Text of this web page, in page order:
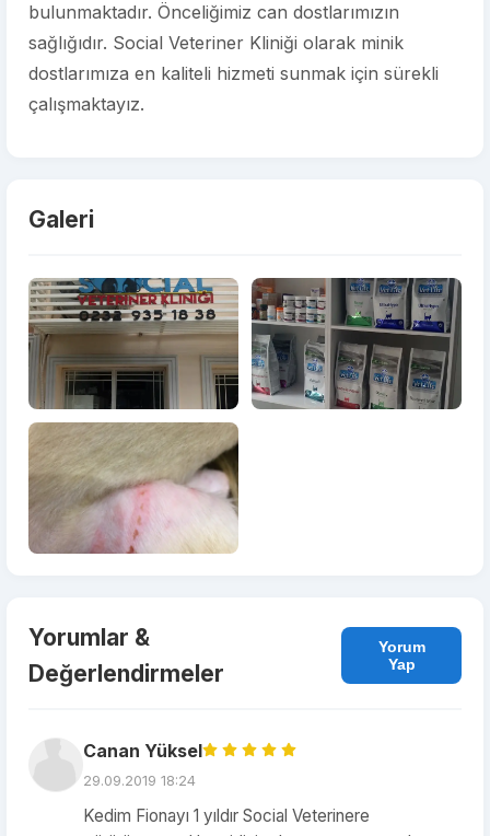
bulunmaktadır. Önceliğimiz can dostlarımızın
sağlığıdır. Social Veteriner Kliniği olarak minik
dostlarımıza en kaliteli hizmeti sunmak için sürekli
çalışmaktayız.
Galeri
Yorumlar &
Değerlendirmeler
Yorum
Yap
Canan Yüksel
29.09.2019 18:24
Kedim Fionayı 1 yıldır Social Veterinere